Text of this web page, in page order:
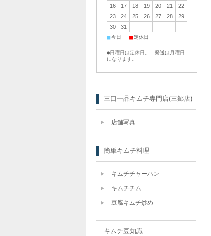
16
17 18 19 20 21
22
23
24 25 26 27 28
29
30
31
■今日 ■定休日
●日曜日は定休日。 発送は月曜日
になります。
三口一品キムチ専門店(三郷店)
店舗写真
簡単キムチ料理
キムチチャーハン
キムチチム
豆腐キムチ炒め
キムチ豆知識